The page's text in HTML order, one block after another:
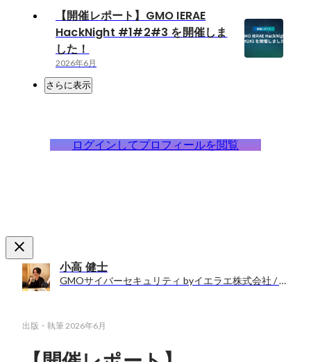
【開催レポート】GMO IERAE
HackNight #1#2#3 を開催しま
した！
2026年6月
さらに表示
ログインしてプロフィールを閲覧
小高 健士
GMOサイバーセキュリティ byイエラエ株式会社 / 人事
出版・執筆2026年6月